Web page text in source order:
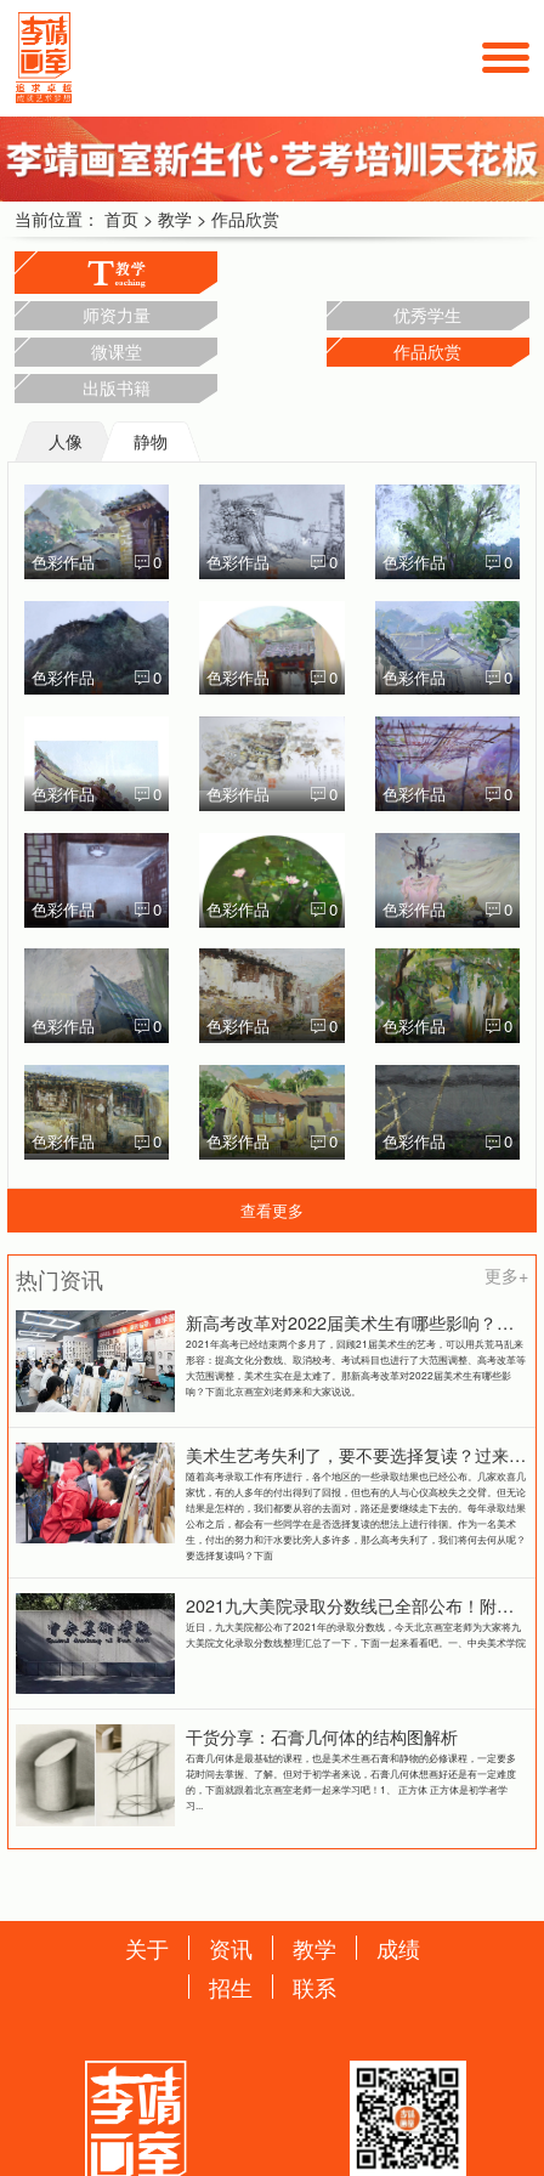
当前位置： 首页 > 教学 > 作品欣赏
师资力量
优秀学生
微课堂
作品欣赏
出版书籍
人像 静物
色彩作品 0 色彩作品 0 色彩作品 0
色彩作品 0 色彩作品 0 色彩作品 0
色彩作品 0 色彩作品 0 色彩作品 0
色彩作品 0 色彩作品 0 色彩作品 0
色彩作品 0 色彩作品 0 色彩作品 0
色彩作品 0 色彩作品 0 色彩作品 0
查看更多
热门资讯
更多+
新高考改革对2022届美术生有哪些影响？北京画室刘老师来和大家说说
2021年高考已经结束两个多月了，回顾21届美术生的艺考，可以用兵荒马乱来
形容：提高文化分数线、取消校考、考试科目也进行了大范围调整、高考改革等
大范围调整，美术生实在是太难了。那新高考改革对2022届美术生有哪些影
响？下面北京画室刘老师来和大家说说。
美术生艺考失利了，要不要选择复读？过来人提出这几点建议
随着高考录取工作有序进行，各个地区的一些录取结果也已经公布。几家欢喜几
家忧，有的人多年的付出得到了回报，但也有的人与心仪高校失之交臂。但无论
结果是怎样的，我们都要从容的去面对，路还是要继续走下去的。每年录取结果
公布之后，都会有一些同学在是否选择复读的想法上进行徘徊。作为一名美术
生，付出的努力和汗水要比旁人多许多，那么高考失利了，我们将何去何从呢？
要选择复读吗？下面
2021九大美院录取分数线已全部公布！附各大院校录取分数线汇总！
近日，九大美院都公布了2021年的录取分数线，今天北京画室老师为大家将九
大美院文化录取分数线整理汇总了一下，下面一起来看看吧。一、中央美术学院
干货分享：石膏几何体的结构图解析
石膏几何体是最基础的课程，也是美术生画石膏和静物的必修课程，一定要多
花时间去掌握、了解。但对于初学者来说，石膏几何体想画好还是有一定难度
的，下面就跟着北京画室老师一起来学习吧！1、 正方体 正方体是初学者学
习...
关于 资讯 教学
成绩
招生
联系